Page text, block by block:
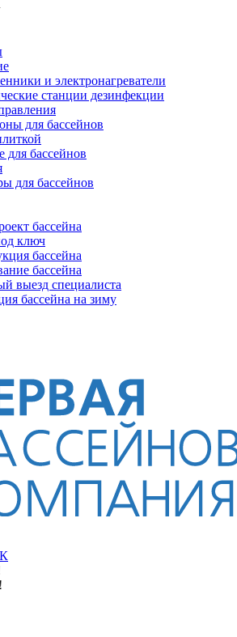
и электронагреватели
станции дезинфекции
для бассейнов
для бассейнов
для бассейнов
бассейна
ключ
бассейна
бассейна
выезд специалиста
бассейна на зиму